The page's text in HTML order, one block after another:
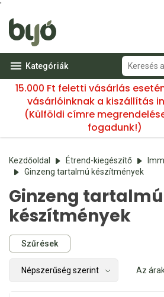
'
Kategóriák
15.000 Ft feletti vásárlás
vásárlóinknak a kiszállítás
(Külföldi címre
fogadunk!)
Kezdőoldal Étrend-kiegészítő
Ginzeng tartalmú készítmények
Ginzeng tartalmú
készítmények
Szűrések
Az